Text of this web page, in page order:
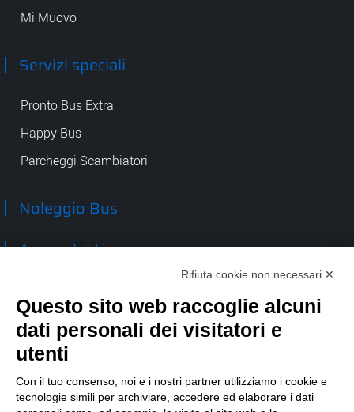
Mi Muovo
Servizi speciali
Pronto Bus Extra
Happy Bus
Parcheggi Scambiatori
Noleggio Bus
Accessibilità
TEP spa
Via Taro 12
43125 Parma
Tel. 0521.2141
Rifiuta cookie non necessari ✕
Questo sito web raccoglie alcuni
dati personali dei visitatori e
utenti
Con il tuo consenso, noi e i nostri partner utilizziamo i cookie e
tecnologie simili per archiviare, accedere ed elaborare i dati